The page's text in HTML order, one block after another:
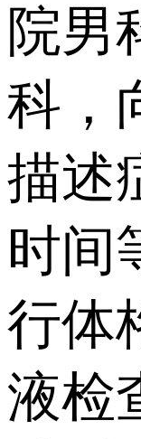
院男
科，
描述
时间
行体
液检